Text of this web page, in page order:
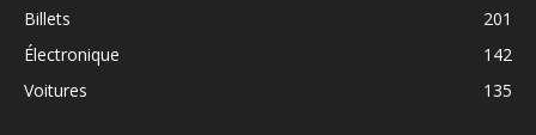
Billets
201
Électronique
142
Voitures
135